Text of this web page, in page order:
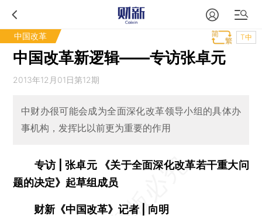
中国改革 T中
中国改革新逻辑——专访张卓元
2013年12月01日第12期
中财办很可能会成为全面深化改革领导小组的具体办
事机构，发挥比以前更为重要的作用
专访 | 张卓元
《关于全面深化改革若干重大问
题的决定》起草组成员
财新《中国改革》记者 | 向明